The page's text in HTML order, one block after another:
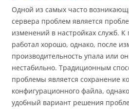
Одной из самых часто
сервера проблем является
изменений в настройках служб.
работал хорошо, однако, после
производительность упала или
нестабильно. Традиционным
проблемы является сохранение
конфигурационного файла,
удобный вариант решения